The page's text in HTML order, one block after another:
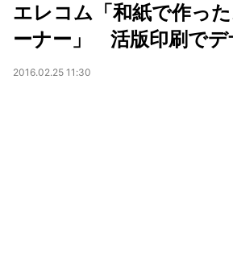
エレコム「和紙で作っ
ーナー」 活版印刷でデ
2016.02.25 11:30